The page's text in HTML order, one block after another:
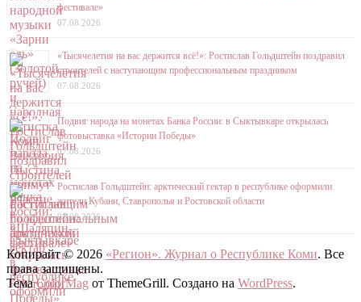
фестивале»
07.08.2026
«Тысячелетия на вас держится всё!»: Ростислав Гольдштейн поздравил
строителей с наступающим профессиональным праздником
07.08.2026
Подвиг народа на монетах Банка России: в Сыктывкаре открылась
фотовыставка «Истории Победы»
07.08.2026
Ростислав Гольдштейн: арктический гектар в республике оформили
жители Кубани, Ставрополья и Ростовской области
07.08.2026
Копирайт © 2026 «Регион». Журнал о Республике Коми. Все
права защищены.
ТемаColorMag от ThemeGrill. Создано на WordPress.